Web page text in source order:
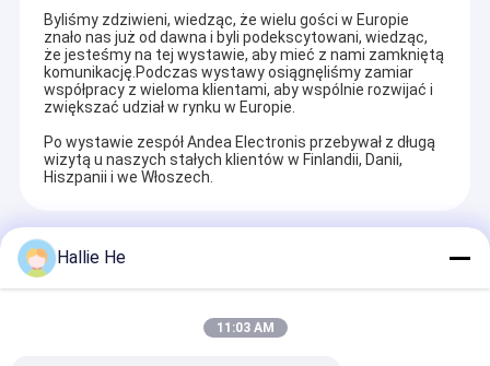
Byliśmy zdziwieni, wiedząc, że wielu gości w Europie
znało nas już od dawna i byli podekscytowani, wiedząc,
że jesteśmy na tej wystawie, aby mieć z nami zamkniętą
komunikację.Podczas wystawy osiągnęliśmy zamiar
współpracy z wieloma klientami, aby wspólnie rozwijać i
zwiększać udział w rynku w Europie.
Po wystawie zespół Andea Electronis przebywał z długą
wizytą u naszych stałych klientów w Finlandii, Danii,
Hiszpanii i we Włoszech.
Recommended Products
Hallie He
11:03 AM